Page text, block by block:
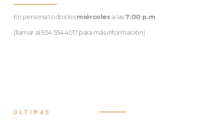
En persona todos los miércoles a las 7:00 p.m.
(llamar al 954.554.4017 para más información)
ÚLTIMAS